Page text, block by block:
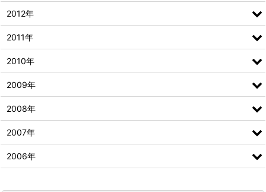
2012年
2011年
2010年
2009年
2008年
2007年
2006年